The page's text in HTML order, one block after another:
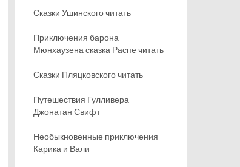
Сказки Ушинского читать
Приключения барона
Мюнхаузена сказка Распе читать
Сказки Пляцковского читать
Путешествия Гулливера
Джонатан Свифт
Необыкновенные приключения
Карика и Вали